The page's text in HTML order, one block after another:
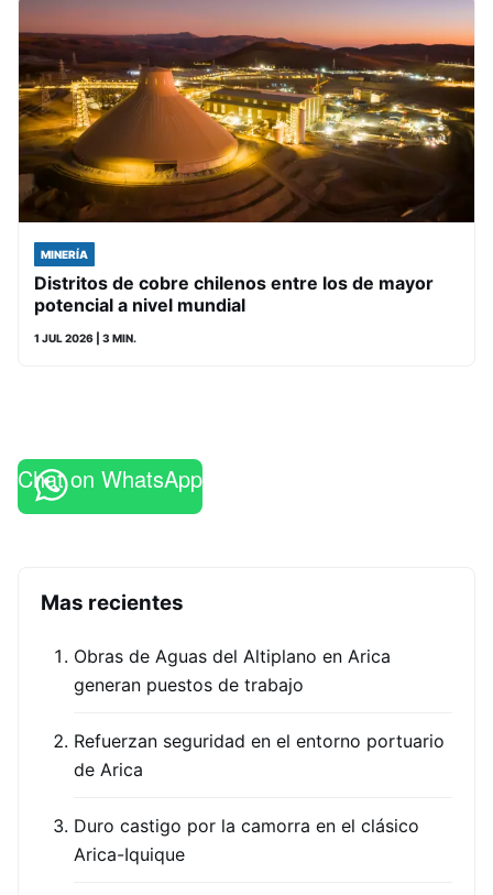
MINERÍA
Distritos de cobre chilenos entre los de mayor
potencial a nivel mundial
1 JUL 2026 | 3 MIN.
Chat on WhatsApp
Mas recientes
Obras de Aguas del Altiplano en Arica
generan puestos de trabajo
Refuerzan seguridad en el entorno portuario
de Arica
Duro castigo por la camorra en el clásico
Arica-Iquique